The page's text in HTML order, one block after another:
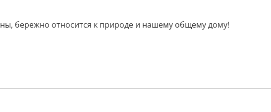
бережно относится к природе и нашему общему дому!